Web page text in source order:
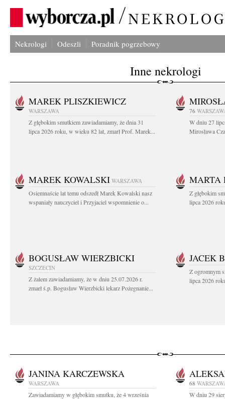
Nekrologi Odeszli Poradnik pogrzebowy
Inne nekrologi
MAREK PLISZKIEWICZ
WARSZAWA
Z głębokim smutkiem zawiadamiamy, że dnia 31
lipca 2026 roku, w wieku 82 lat, zmarł Prof. Marek...
76
W dniu 27
Mirosława
MAREK KOWALSKI WARSZAWA
Osiemnaście lat temu odszedł Marek Kowalski nasz
wspaniały nauczyciel i Przyjaciel wspomnienie o...
MARTA
Z głębokim
lipca 2026
BOGUSŁAW WIERZBICKI
SZCZECIN
Z żalem zawiadamiamy, że w dniu 25.07.2026 r.
zmarł ś.p. Bogusław Wierzbicki lekarz Pożegnanie...
JACEK
Z ogromnym
lipca 2026
JANINA KARCZEWSKA
WARSZAWA
Zawiadamiamy w głębokim smutku, że 4 września
68
W dniu 29